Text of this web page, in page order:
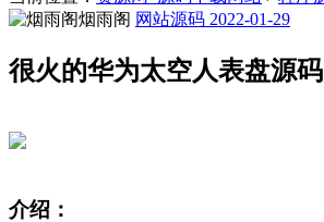
烟雨阁 网站源码 2022-01-29
很火的华为太空人表盘源码
介绍：